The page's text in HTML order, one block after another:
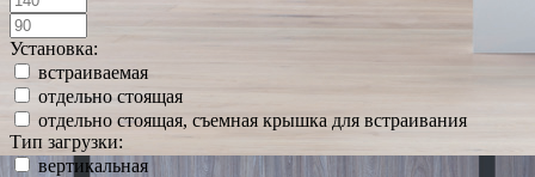
Установка:
встраиваемая
отдельно стоящая
отдельно стоящая, съемная крышка для встраивания
Тип загрузки:
вертикальная